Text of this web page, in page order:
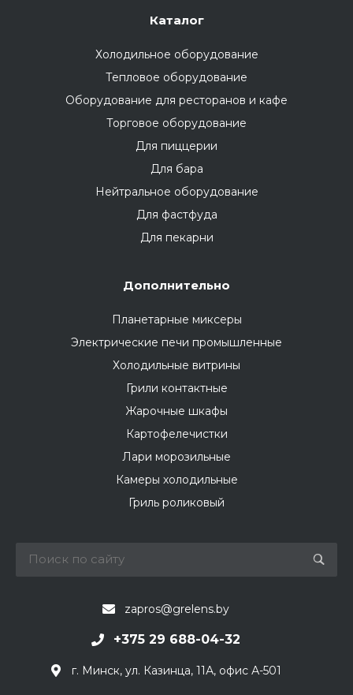
Каталог
Холодильное оборудование
Тепловое оборудование
Оборудование для ресторанов и кафе
Торговое оборудование
Для пиццерии
Для бара
Нейтральное оборудование
Для фастфуда
Для пекарни
Дополнительно
Планетарные миксеры
Электрические печи промышленные
Холодильные витрины
Грили контактные
Жарочные шкафы
Картофелечистки
Лари морозильные
Камеры холодильные
Гриль роликовый
zapros@grelens.by
+375 29 688-04-32
г. Минск, ул. Казинца, 11А, офис А-501